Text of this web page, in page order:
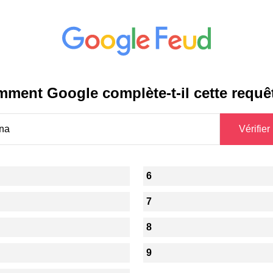
Google complète-t-il cette
6
7
8
9